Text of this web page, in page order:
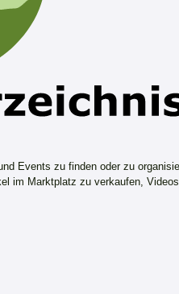
Events zu finden oder zu
im Marktplatz zu verkaufen, Videos